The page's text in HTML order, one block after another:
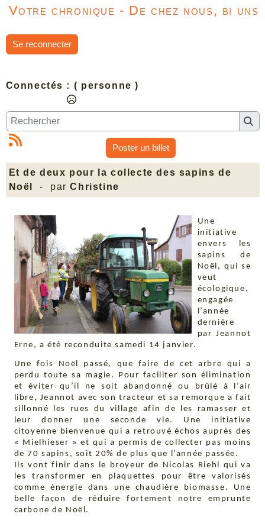
Votre chronique - De chez nous, bi uns
Se reconnecter
Connectés : ( personne )
Poster un billet
Et de deux pour la collecte des sapins de
Noël
- parChristine
Une
initiative
envers les
sapins de
Noël, qui se
veut
écologique,
engagée
l’année
dernière
par Jeannot
Erne, a été reconduite samedi 14 janvier.
Une fois Noël passé, que faire de cet arbre qui a
perdu toute sa magie. Pour faciliter son élimination
et éviter qu’il ne soit abandonné ou brûlé à l’air
libre, Jeannot avec son tracteur et sa remorque a fait
sillonné les rues du village afin de les ramasser et
leur donner une seconde vie. Une initiative
citoyenne bienvenue qui a retrouvé échos auprès des
« Mielhieser » et qui a permis de collecter pas moins
de 70 sapins, soit 20% de plus que l’année passée.
Ils vont finir dans le broyeur de Nicolas Riehl qui va
les transformer en plaquettes pour être valorisés
comme énergie dans une chaudière biomasse. Une
belle façon de réduire fortement notre emprunte
carbone de Noël.